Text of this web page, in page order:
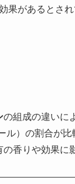
果があるとさ
の組成の違いに
ル）の割合が
香りや効果に